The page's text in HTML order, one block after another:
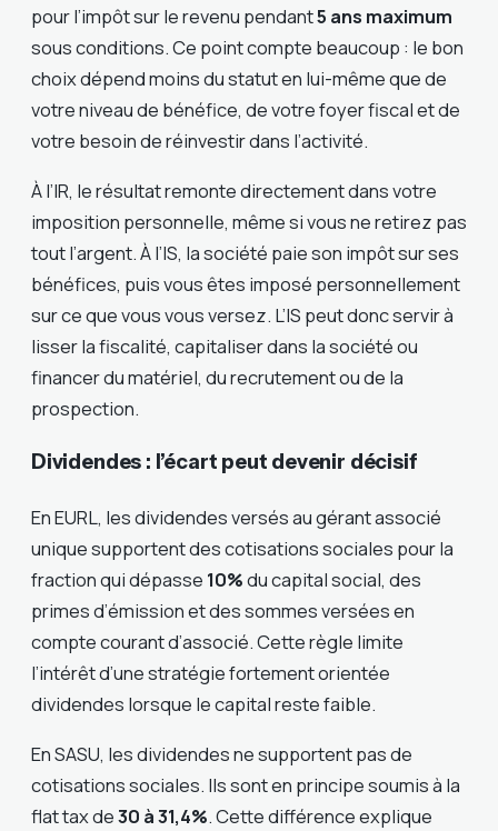
pour l’impôt sur le revenu pendant5 ans maximum
sous conditions. Ce point compte beaucoup : le bon
choix dépend moins du statut en lui-même que de
votre niveau de bénéfice, de votre foyer fiscal et de
votre besoin de réinvestir dans l’activité.
À l’IR, le résultat remonte directement dans votre
imposition personnelle, même si vous ne retirez pas
tout l’argent. À l’IS, la société paie son impôt sur ses
bénéfices, puis vous êtes imposé personnellement
sur ce que vous vous versez. L’IS peut donc servir à
lisser la fiscalité, capitaliser dans la société ou
financer du matériel, du recrutement ou de la
prospection.
Dividendes : l’écart peut devenir décisif
En EURL, les dividendes versés au gérant associé
unique supportent des cotisations sociales pour la
fraction qui dépasse 10%du capital social, des
primes d’émission et des sommes versées en
compte courant d’associé. Cette règle limite
l’intérêt d’une stratégie fortement orientée
dividendes lorsque le capital reste faible.
En SASU, les dividendes ne supportent pas de
cotisations sociales. Ils sont en principe soumis à la
flat tax de30 à 31,4%. Cette différence explique